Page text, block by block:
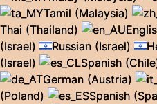
Tamil (Malaysia)
Thai (Thailand)
(Israel)
Russian (Israel)
(Israel)
Spanish
German (Austria)
(Poland)
Spanish